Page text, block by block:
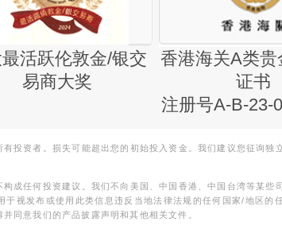
活跃伦敦金/银交
易商大奖
香港海关A类贵
证书
注册号A-B-23-
投资者。损失可能超出您的初始投入资金。我们建议您征询独
成任何投资建议。我们不向美国、中国香港、中国台湾等某些
视发布或使用此类信息违反当地法律法规的任何国家/地区的
同意我们的产品披露声明和其他相关文件。